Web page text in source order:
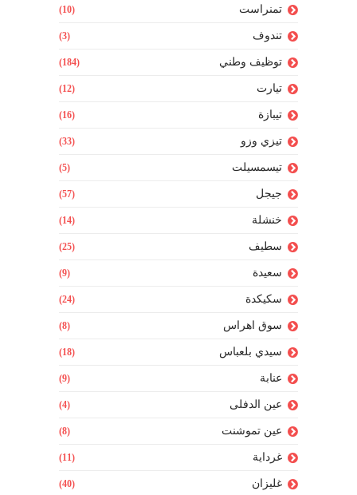
تمنراست (10)
تندوف (3)
توظيف وطني (184)
تيارت (12)
تيبازة (16)
تيزي وزو (33)
تيسمسيلت (5)
جيجل (57)
خنشلة (14)
سطيف (25)
سعيدة (9)
سكيكدة (24)
سوق اهراس (8)
سيدي بلعباس (18)
عنابة (9)
عين الدفلى (4)
عين تموشنت (8)
غرداية (11)
غليزان (40)